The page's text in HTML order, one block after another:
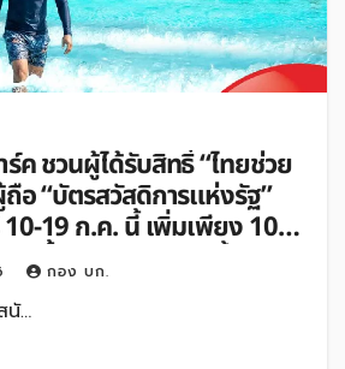
ค ชวนผู้ได้รับสิทธิ์ “ไทยช่วย
อ “บัตรสวัสดิการแห่งรัฐ”
19 ก.ค. นี้ เพิ่มเพียง 100
นน้ำและสวนสนุกไม่อั้นตลอด
กอง บก.
นั…